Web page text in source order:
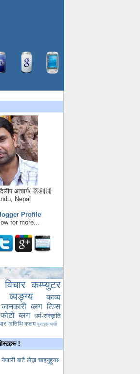
आचार्य/ 蒂利浦
Nepal
Profile
for more...
विचार कम्प्युटर
व्यङ्ग्य
काव्य
जानकारी ब्लग टिप्स
फोटो ब्लग धर्म-संस्कृति
अतिथि कलम पुस्तक चर्चा
!
बाटै लेख्न चाहनुहुन्छ